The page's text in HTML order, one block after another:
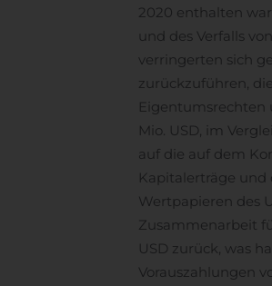
2020 enthalten
und des Verfalls
verringerten sich
zurückzuführen,
Eigentumsrechten
Mio. USD, im
auf die auf dem
Kapitalerträge
Wertpapieren des
Zusammenarbeit
USD zurück, was
Vorauszahlungen